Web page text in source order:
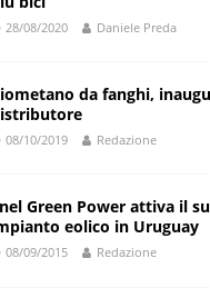
28/08/2020 Daniele Preda
da fanghi,
08/10/2019 Redazione
Green Power attiva il
eolico in Uruguay
08/09/2015 Redazione